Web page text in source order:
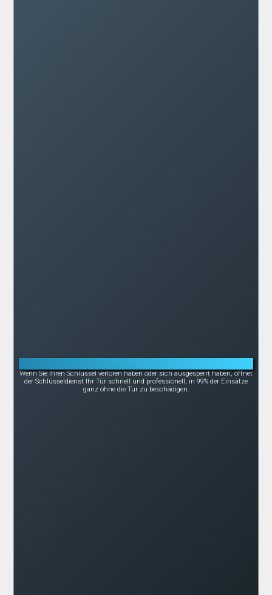
Wenn Sie Ihren Schlüssel verloren haben oder sich ausgesperrt haben, öffnet
der Schlüsseldienst Ihr Tür schnell und professionell, in 99% der Einsätze
ganz ohne die Tür zu beschädigen.